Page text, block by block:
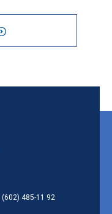
(602) 485-11 92